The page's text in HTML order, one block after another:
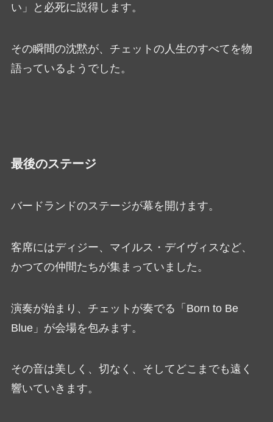
い」と必死に説得します。
その瞬間の沈黙が、チェットの人生のすべてを物
語っているようでした。
最後のステージ
バードランドのステージが幕を開けます。
客席にはディジー、マイルス・デイヴィスなど、
かつての仲間たちが集まっていました。
演奏が始まり、チェットが奏でる「Born to Be
Blue」が会場を包みます。
その音は美しく、切なく、そしてどこまでも遠く
響いていきます。